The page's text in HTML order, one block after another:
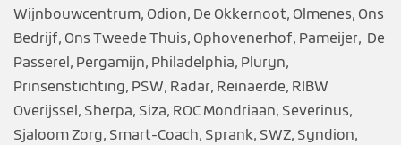
Wijnbouwcentrum, Odion, De Okkernoot, Olmenes, Ons
Bedrijf, Ons Tweede Thuis, Ophovenerhof, Pameijer, De
Passerel, Pergamijn, Philadelphia, Pluryn,
Prinsenstichting, PSW, Radar, Reinaerde, RIBW
Overijssel, Sherpa, Siza, ROC Mondriaan, Severinus,
Sjaloom Zorg, Smart-Coach, Sprank, SWZ, Syndion,